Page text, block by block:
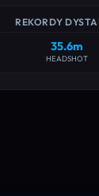
REKORDY
35.6m
HEADSHOT